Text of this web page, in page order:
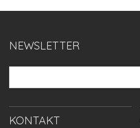
NEWSLETTER
KONTAKT